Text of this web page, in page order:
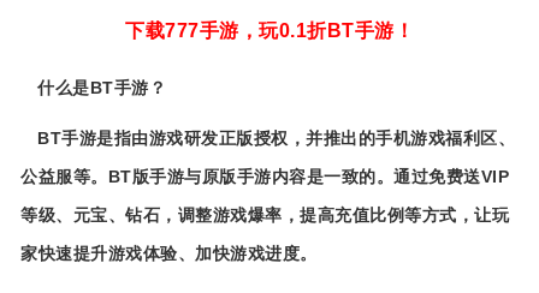
下载777手游，玩0.1折BT手游！
什么是BT手游？
BT手游是指由游戏研发正版授权，并推出的手机游戏福利区、
公益服等。BT版手游与原版手游内容是一致的。通过免费送VIP
等级、元宝、钻石，调整游戏爆率，提高充值比例等方式，让玩
家快速提升游戏体验、加快游戏进度。